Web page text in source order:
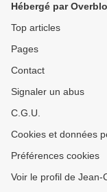
Hébergé par
Top articles
Pages
Contact
Signaler un abus
C.G.U.
Cookies et données
Préférences cookies
Voir le profil de Jean-